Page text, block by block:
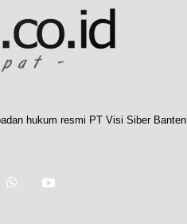
hukum resmi PT Visi Siber Banten